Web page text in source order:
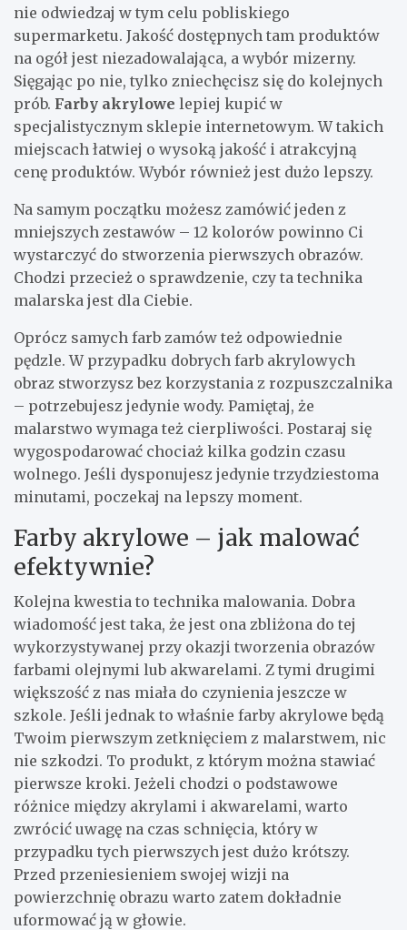
nie odwiedzaj w tym celu pobliskiego
supermarketu. Jakość dostępnych tam produktów
na ogół jest niezadowalająca, a wybór mizerny.
Sięgając po nie, tylko zniechęcisz się do kolejnych
prób. Farby akrylowe lepiej kupić w
specjalistycznym sklepie internetowym. W takich
miejscach łatwiej o wysoką jakość i atrakcyjną
cenę produktów. Wybór również jest dużo lepszy.
Na samym początku możesz zamówić jeden z
mniejszych zestawów – 12 kolorów powinno Ci
wystarczyć do stworzenia pierwszych obrazów.
Chodzi przecież o sprawdzenie, czy ta technika
malarska jest dla Ciebie.
Oprócz samych farb zamów też odpowiednie
pędzle. W przypadku dobrych farb akrylowych
obraz stworzysz bez korzystania z rozpuszczalnika
– potrzebujesz jedynie wody. Pamiętaj, że
malarstwo wymaga też cierpliwości. Postaraj się
wygospodarować chociaż kilka godzin czasu
wolnego. Jeśli dysponujesz jedynie trzydziestoma
minutami, poczekaj na lepszy moment.
Farby akrylowe – jak malować
efektywnie?
Kolejna kwestia to technika malowania. Dobra
wiadomość jest taka, że jest ona zbliżona do tej
wykorzystywanej przy okazji tworzenia obrazów
farbami olejnymi lub akwarelami. Z tymi drugimi
większość z nas miała do czynienia jeszcze w
szkole. Jeśli jednak to właśnie farby akrylowe będą
Twoim pierwszym zetknięciem z malarstwem, nic
nie szkodzi. To produkt, z którym można stawiać
pierwsze kroki. Jeżeli chodzi o podstawowe
różnice między akrylami i akwarelami, warto
zwrócić uwagę na czas schnięcia, który w
przypadku tych pierwszych jest dużo krótszy.
Przed przeniesieniem swojej wizji na
powierzchnię obrazu warto zatem dokładnie
uformować ją w głowie.